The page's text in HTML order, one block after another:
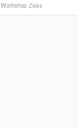
Workshop Zeiss